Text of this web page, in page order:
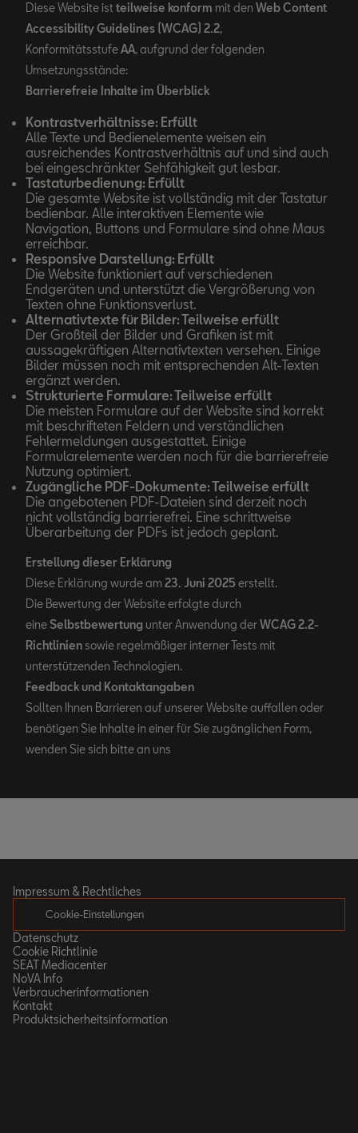
Diese Website ist teilweise konform mit den Web Content
Accessibility Guidelines (WCAG) 2.2,
KonformitätsstufeAA, aufgrund der folgenden
Umsetzungsstände:
Barrierefreie Inhalte im Überblick
Kontrastverhältnisse: Erfüllt
Alle Texte und Bedienelemente weisen ein
ausreichendes Kontrastverhältnis auf und sind auch
bei eingeschränkter Sehfähigkeit gut lesbar.
Tastaturbedienung: Erfüllt
Die gesamte Website ist vollständig mit der Tastatur
bedienbar. Alle interaktiven Elemente wie
Navigation, Buttons und Formulare sind ohne Maus
erreichbar.
Responsive Darstellung: Erfüllt
Die Website funktioniert auf verschiedenen
Endgeräten und unterstützt die Vergrößerung von
Texten ohne Funktionsverlust.
Alternativtexte für Bilder: Teilweise erfüllt
Der Großteil der Bilder und Grafiken ist mit
aussagekräftigen Alternativtexten versehen. Einige
Bilder müssen noch mit entsprechenden Alt-Texten
ergänzt werden.
Strukturierte Formulare: Teilweise erfüllt
Die meisten Formulare auf der Website sind korrekt
mit beschrifteten Feldern und verständlichen
Fehlermeldungen ausgestattet. Einige
Formularelemente werden noch für die barrierefreie
Nutzung optimiert.
Zugängliche PDF-Dokumente: Teilweise erfüllt
Die angebotenen PDF-Dateien sind derzeit noch
nicht vollständig barrierefrei. Eine schrittweise
Überarbeitung der PDFs ist jedoch geplant.
Erstellung dieser Erklärung
Diese Erklärung wurde am 23. Juni 2025erstellt.
Die Bewertung der Website erfolgte durch
eine Selbstbewertung unter Anwendung derWCAG 2.2-
Richtliniensowie regelmäßiger interner Tests mit
unterstützenden Technologien.
Feedback und Kontaktangaben
Sollten Ihnen Barrieren auf unserer Website auffallen oder
benötigen Sie Inhalte in einer für Sie zugänglichen Form,
wenden Sie sich bitte an uns
Impressum & Rechtliches
Cookie-Einstellungen
Datenschutz
Cookie Richtlinie
SEAT Mediacenter
NoVA Info
Verbraucherinformationen
Kontakt
Produktsicherheitsinformation